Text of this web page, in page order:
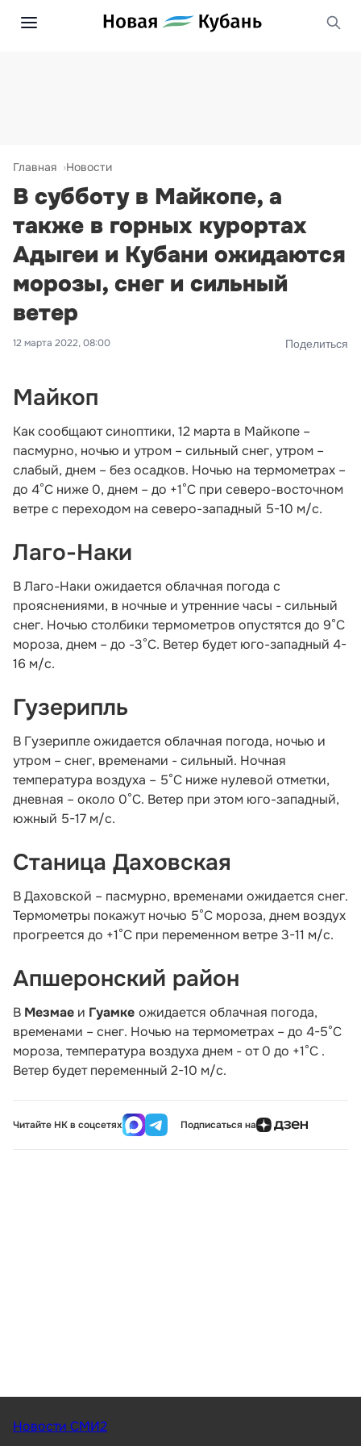
Главная Новости
В субботу в Майкопе, а
также в горных курортах
Адыгеи и Кубани ожидаются
морозы, снег и сильный
ветер
12 марта 2022, 08:00 Поделиться
Майкоп
Как сообщают синоптики, 12 марта в Майкопе –
пасмурно, ночью и утром – сильный снег, утром –
слабый, днем – без осадков. Ночью на термометрах –
до 4°С ниже 0, днем – до +1°С при северо-восточном
ветре с переходом на северо-западный 5-10 м/с.
Лаго-Наки
В Лаго-Наки ожидается облачная погода с
прояснениями, в ночные и утренние часы - сильный
снег. Ночью столбики термометров опустятся до 9°С
мороза, днем – до -3°С. Ветер будет юго-западный 4-
16 м/с.
Гузерипль
В Гузерипле ожидается облачная погода, ночью и
утром – снег, временами - сильный. Ночная
температура воздуха – 5°С ниже нулевой отметки,
дневная – около 0°С. Ветер при этом юго-западный,
южный 5-17 м/с.
Станица Даховская
В Даховской – пасмурно, временами ожидается снег.
Термометры покажут ночью 5°С мороза, днем воздух
прогреется до +1°С при переменном ветре 3-11 м/с.
Апшеронский район
В Мезмае и Гуамке ожидается облачная погода,
временами – снег. Ночью на термометрах – до 4-5°С
мороза, температура воздуха днем - от 0 до +1°С .
Ветер будет переменный 2-10 м/с.
Читайте НК в соцсетях Подписаться на
Новости СМИ2